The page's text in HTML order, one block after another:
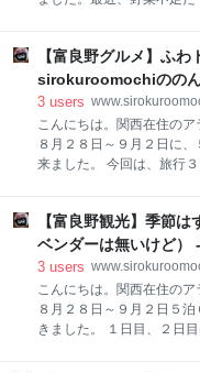
２．３L 通常価格￥５，
がいいので、お湯が早く
なので（子供が麦茶しか
ト・レストランツ・ホー
ーン店で、イオンなど商業
ゃぶしゃぶコースは何種類
牛が両方食べられたり、好
回は、ランチタイムのお
しました。（ランチとディ
にしました。 他に鳥白湯
ます。牛しゃぶも注文し
もしれませんんね。 野菜
菜・ニラ・
【富良野グルメ】ふ
sirokuroomochiのの
3 users
こんにちは。関西在住のア
８月２８日～９月２日に
来ました。 今回は、旅行
突然森のように木々が立
ろ？と思って見ると山小
りの建物の中で明らかに異
に分かります(^^ ) お店の
てられたそうです。 なん
り口に鹿の角と木で作った
【富良野観光】季節
ベンダーは無いけど
3 users
こんにちは。関西在住のア
８月２８日～９月２日５
きました。 １日目、２日